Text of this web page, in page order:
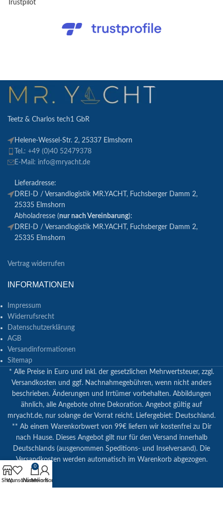
Trustpilot
Teetz & Charlos tech1 GbR
Helene-Wessel-Str. 2, 25337 Elmshorn
Tel.: +49 (0)40 52479378
E-Mail: info@mryacht.de
Lieferadresse:
DREI-D / Versandlogistik MR.YACHT, Fuchsberger Damm 2,
25335 Elmshorn
Abholadresse (nur nach Vereinbarung):
DREI-D / Versandlogistik MR.YACHT, Fuchsberger Damm 2,
25335 Elmshorn
Vertrag widerrufen
INFORMATIONEN
Impressum
Widerrufsrecht
Datenschutzerklärung
AGB
Versandinformationen
Sitemap
* Alle Preise in Euro und inkl. der gesetzlichen Mehrwertsteuer, zzgl.
Versandkosten und ggf. Nachnahmegebühren, wenn nicht anders
beschrieben. Änderungen und Irrtümer vorbehalten. Abbildungen
ähnlich, alle Angebote ohne Dekoration. Angebot gültig auf
mryacht.de, nur solange der Vorrat reicht. Liefergebiet: Deutschland.
** Ab einem Warenkorbwert von 99€ liefern wir kostenfrei zu Dir
nach Hause. Dieses Angebot gilt nur für den Versand innerhalb
Deutschlands (ausgenommen Speditions- und Inselversand). Die
Versandkosten werden automatisch im Warenkorb abgezogen.
Shop
Wunschliste
0
Warenkorb
Mein Konto